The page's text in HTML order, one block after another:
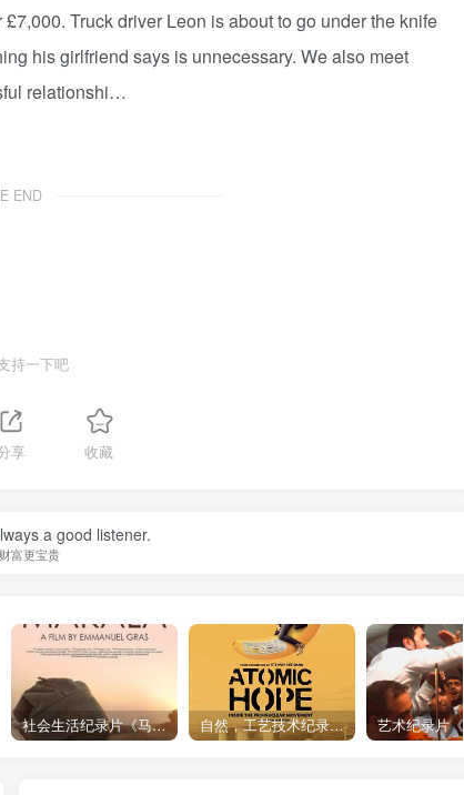
Truck driver Leon is about to go under the knife
his girlfriend says is unnecessary. We also meet
relationshi…
END
持一下吧
享 收藏
a good listener.
富更宝贵
社会生活纪录片《马加拉 Makala》下载 自然，工艺技术纪录片《原子能的希望 Atomic Hope – Inside the Pro-Nuclear Movement》下载